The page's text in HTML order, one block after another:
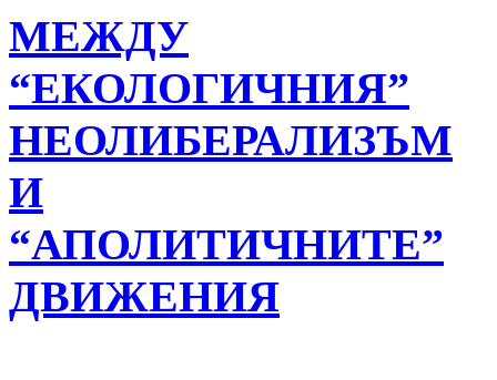
МЕЖДУ
“ЕКОЛОГИЧНИЯ”
НЕОЛИБЕРАЛИЗЪМ
И
“АПОЛИТИЧНИТЕ”
ДВИЖЕНИЯ